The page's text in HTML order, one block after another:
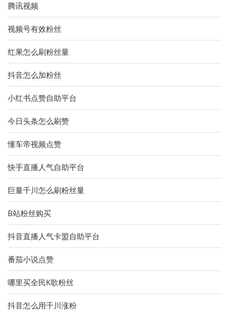
腾讯视频
视频号有效粉丝
红果怎么刷粉丝量
抖音怎么加粉丝
小红书点赞自助平台
今日头条怎么刷赞
懂车帝视频点赞
快手直播人气自助平台
巨量千川怎么刷粉丝量
B站粉丝购买
抖音直播人气卡盟自助平台
番茄小说点赞
哪里买全民K歌粉丝
抖音怎么用千川涨粉